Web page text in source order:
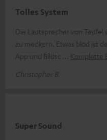
Tolles System
Die Lautsprecher von Teufel
zu meckern. Etwas blöd ist
App und Bildsc
Komplette
Christopher B.
Super Sound